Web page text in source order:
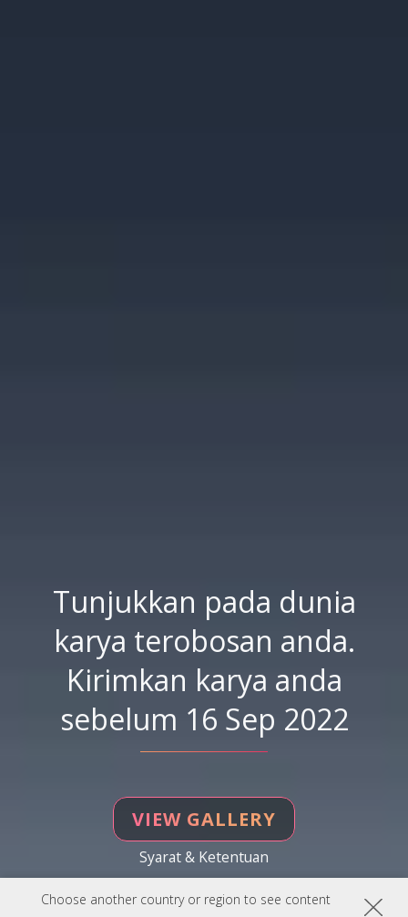
Choose another country or region to see content
Tunjukkan pada dunia
karya terobosan anda.
Kirimkan karya anda
sebelum 16 Sep 2022
VIEW GALLERY
Syarat & Ketentuan